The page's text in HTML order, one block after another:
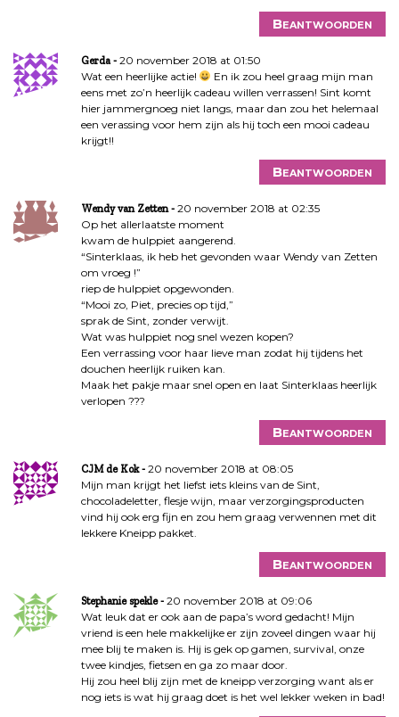
Beantwoorden
Gerda
20 november 2018 at 01:50
Wat een heerlijke actie!
En ik zou heel graag mijn man
eens met zo’n heerlijk cadeau willen verrassen! Sint komt
hier jammergnoeg niet langs, maar dan zou het helemaal
een verassing voor hem zijn als hij toch een mooi cadeau
krijgt!!
Beantwoorden
Wendy van Zetten
20 november 2018 at 02:35
Op het allerlaatste moment
kwam de hulppiet aangerend.
“Sinterklaas, ik heb het gevonden waar Wendy van Zetten
om vroeg !”
riep de hulppiet opgewonden.
“Mooi zo, Piet, precies op tijd,”
sprak de Sint, zonder verwijt.
Wat was hulppiet nog snel wezen kopen?
Een verrassing voor haar lieve man zodat hij tijdens het
douchen heerlijk ruiken kan.
Maak het pakje maar snel open en laat Sinterklaas heerlijk
verlopen ???
Beantwoorden
CJM de Kok
20 november 2018 at 08:05
Mijn man krijgt het liefst iets kleins van de Sint,
chocoladeletter, flesje wijn, maar verzorgingsproducten
vind hij ook erg fijn en zou hem graag verwennen met dit
lekkere Kneipp pakket.
Beantwoorden
Stephanie spekle
20 november 2018 at 09:06
Wat leuk dat er ook aan de papa’s word gedacht! Mijn
vriend is een hele makkelijke er zijn zoveel dingen waar hij
mee blij te maken is. Hij is gek op gamen, survival, onze
twee kindjes, fietsen en ga zo maar door.
Hij zou heel blij zijn met de kneipp verzorging want als er
nog iets is wat hij graag doet is het wel lekker weken in bad!